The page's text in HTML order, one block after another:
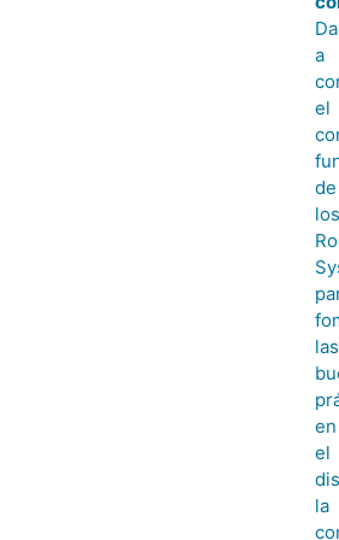
a
el
de
los
las
en
el
la